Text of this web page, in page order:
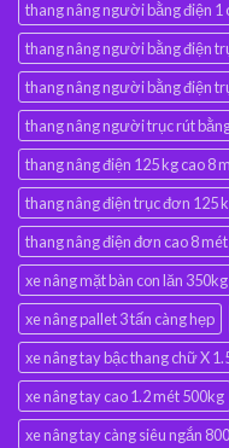
thang nâng người bằng điện 1
thang nâng người bằng điện
thang nâng người bằng điện
thang nâng người trục rút
thang nâng điện 125 kg cao 8
thang nâng điện trục đơn 125
thang nâng điện đơn cao 8 mét
xe nâng mặt bàn con lăn
xe nâng pallet 3 tấn càng hẹp
xe nâng tay bậc thang chữ X
xe nâng tay cao 1.2 mét 500kg
xe nâng tay càng siêu ngắn